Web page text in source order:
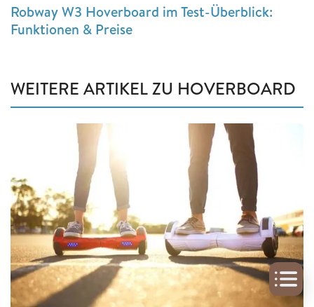
Robway W3 Hoverboard im Test-Überblick:
Funktionen & Preise
WEITERE ARTIKEL ZU HOVERBOARD